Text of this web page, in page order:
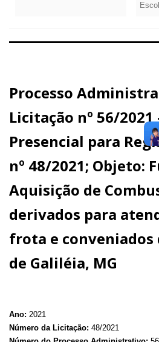
Processo
Licitação nº 56/2021
Presencial para
nº 48/2021; Objeto:
Aquisição de
derivados para
frota e
de Galiléia, MG
Ano: 2021
Número da Licitação: 48/2021